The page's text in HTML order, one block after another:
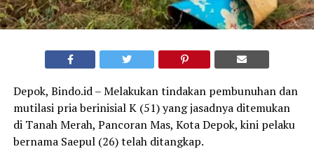
Depok, Bindo.id – Melakukan tindakan pembunuhan dan
mutilasi pria berinisial K (51) yang jasadnya ditemukan
di Tanah Merah, Pancoran Mas, Kota Depok, kini pelaku
bernama Saepul (26) telah ditangkap.